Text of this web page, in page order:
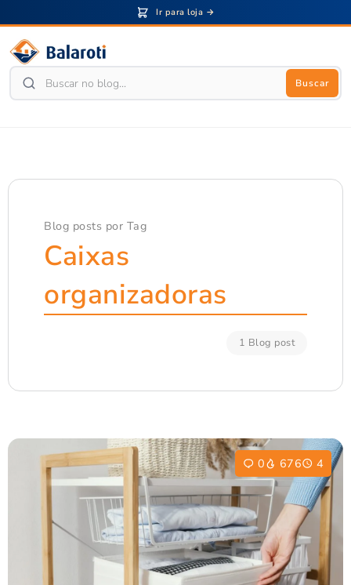
Ir para loja →
Buscar
Blog posts por Tag
Caixas
organizadoras
1 Blog post
0 676 4